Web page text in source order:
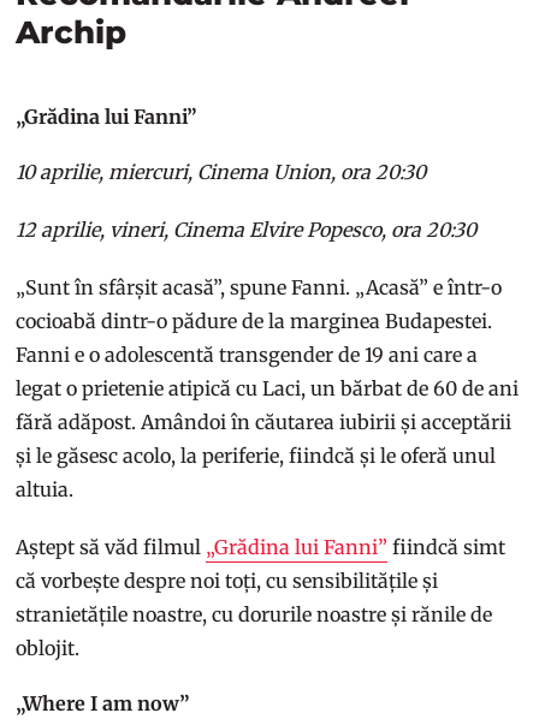
Archip
„Grădina lui Fanni”
10 aprilie, miercuri, Cinema Union, ora 20:30
12 aprilie, vineri, Cinema Elvire Popesco, ora 20:30
„Sunt în sfârșit acasă”, spune Fanni. „Acasă” e într-o
cocioabă dintr-o pădure de la marginea Budapestei.
Fanni e o adolescentă transgender de 19 ani care a
legat o prietenie atipică cu Laci, un bărbat de 60 de ani
fără adăpost. Amândoi în căutarea iubirii și acceptării
și le găsesc acolo, la periferie, fiindcă și le oferă unul
altuia.
Aștept să văd filmul „Grădina lui Fanni” fiindcă simt
că vorbește despre noi toți, cu sensibilitățile și
stranietățile noastre, cu dorurile noastre și rănile de
oblojit.
„Where I am now”